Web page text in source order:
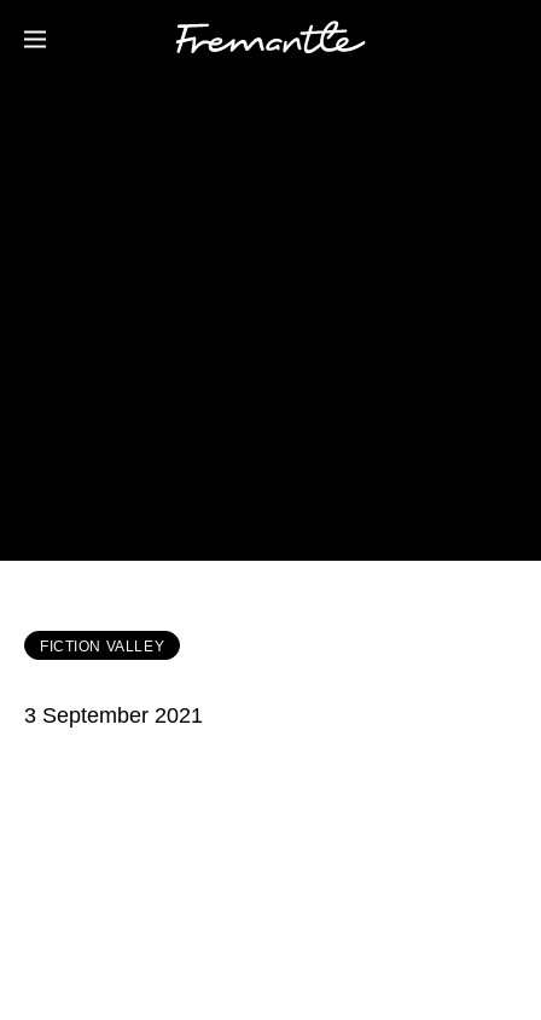
FICTION VALLEY
3 September 2021